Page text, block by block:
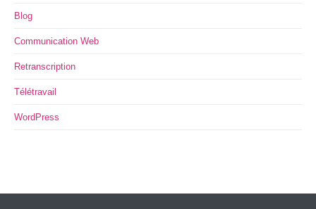
Blog
Communication Web
Retranscription
Télétravail
WordPress